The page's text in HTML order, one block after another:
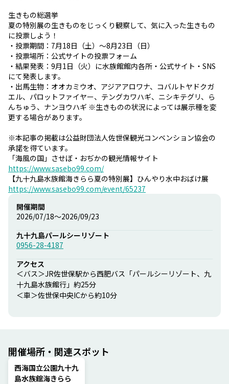
生きもの総選挙
夏の特別展の生きものをじっくり観察して、気に入った生きもの
に投票しよう！
・投票期間：7月18日（土）～8月23日（日）
・投票場所：公式サイトの投票フォーム
・結果発表：9月1日（火）に水族館館内各所・公式サイト・SNS
にて発表します。
・出馬生物：オオカミウオ、アジアアロワナ、コバルトヤドクガ
エル、パロットファイヤー、テングカワハギ、ニシキテグリ、ら
んちゅう、ナンヨウハギ ※生きものの状況によっては展示種を変
更する場合があります。
※本記事の掲載は公益財団法人佐世保観光コンベンション協会の
承諾を得ています。
「海風の国」させぼ・おぢかの観光情報サイト
https://www.sasebo99.com/
【九十九島水族館海きらら夏の特別展】ひんやり水中おばけ展
https://www.sasebo99.com/event/65237
開催期間
2026/07/18〜2026/09/23
九十九島パールシーリゾート
0956-28-4187
アクセス
＜バス＞JR佐世保駅から西肥バス「パールシーリゾート、九
十九島水族館行」約25分
＜車＞佐世保中央ICから約10分
開催場所・関連スポット
西海国立公園九十九
島水族館海きらら